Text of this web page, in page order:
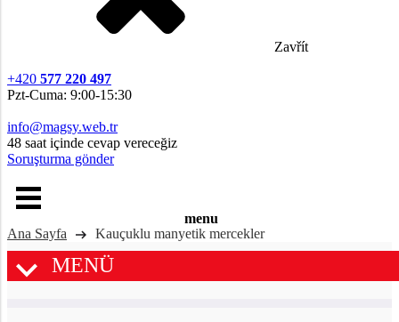
Zavřít
+420 577 220 497
Pzt-Cuma: 9:00-15:30
info@magsy.web.tr
48 saat içinde cevap vereceğiz
Soruşturma gönder
menu
Ana Sayfa
Kauçuklu manyetik mercekler
MENÜ